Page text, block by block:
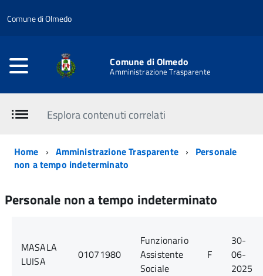
Comune di Olmedo
Comune di Olmedo
Amministrazione Trasparente
Esplora contenuti correlati
Home Amministrazione Trasparente
Personale
non a tempo indeterminato
Personale non a tempo indeterminato
MASALA
LUISA
01071980
Funzionario
Assistente
Sociale
F
30-
06-
2025